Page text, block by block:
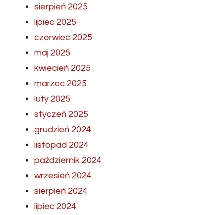
sierpień 2025
lipiec 2025
czerwiec 2025
maj 2025
kwiecień 2025
marzec 2025
luty 2025
styczeń 2025
grudzień 2024
listopad 2024
październik 2024
wrzesień 2024
sierpień 2024
lipiec 2024